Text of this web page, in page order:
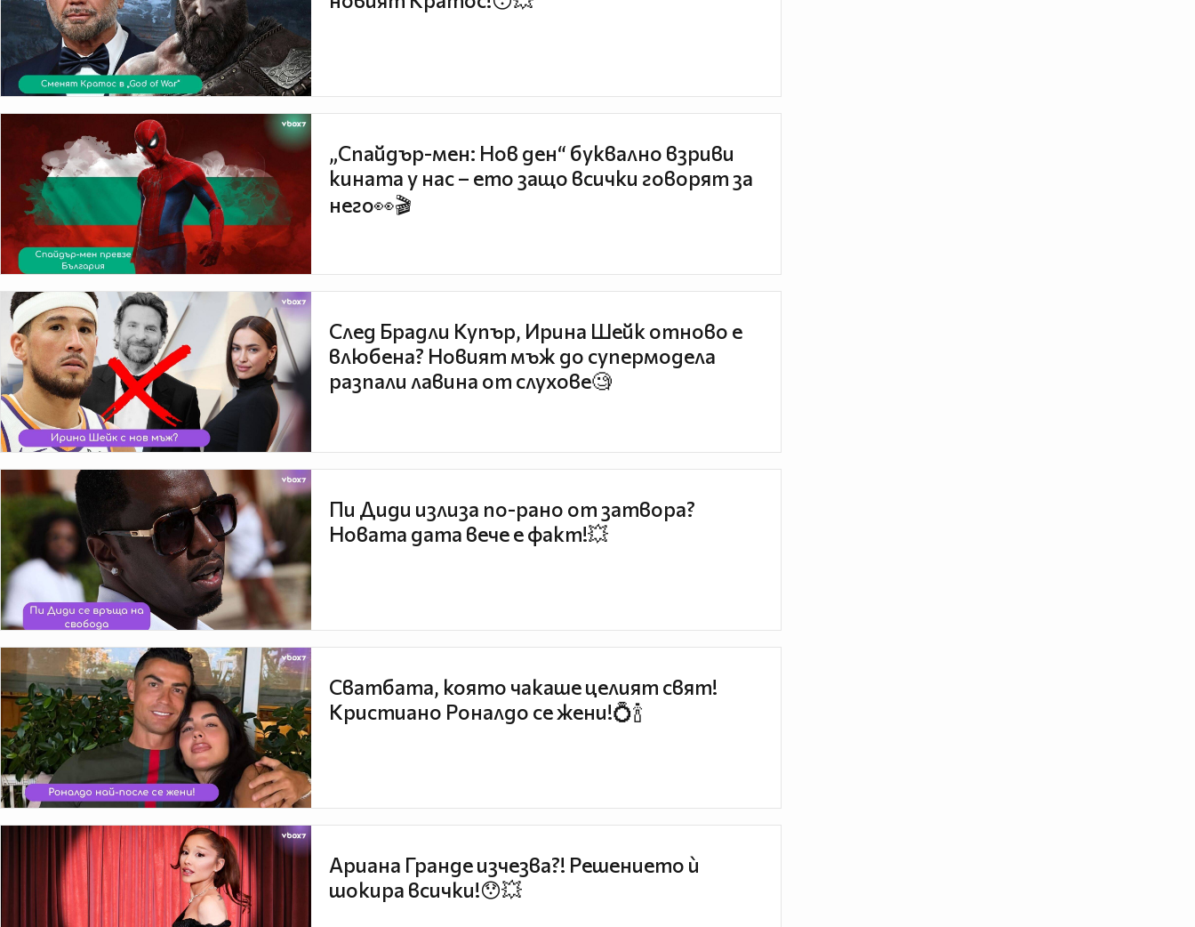
„Спайдър-мен: Нов ден“ буквално взриви
кината у нас – ето защо всички говорят за
него👀🎬
След Брадли Купър, Ирина Шейк отново е
влюбена? Новият мъж до супермодела
разпали лавина от слухове🧐
Пи Диди излиза по-рано от затвора?
Новата дата вече е факт!💥
Сватбата, която чакаше целият свят!
Кристиано Роналдо се жени!💍🍾
Ариана Гранде изчезва?! Решението ѝ
шокира всички!😯💥